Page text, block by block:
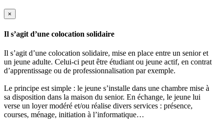
×
Il s’agit d’une colocation solidaire
Il s’agit d’une colocation solidaire, mise en place entre un senior et
un jeune adulte. Celui-ci peut être étudiant ou jeune actif, en contrat
d’apprentissage ou de professionnalisation par exemple.
Le principe est simple : le jeune s’installe dans une chambre mise à
sa disposition dans la maison du senior. En échange, le jeune lui
verse un loyer modéré et/ou réalise divers services : présence,
courses, ménage, initiation à l’informatique…